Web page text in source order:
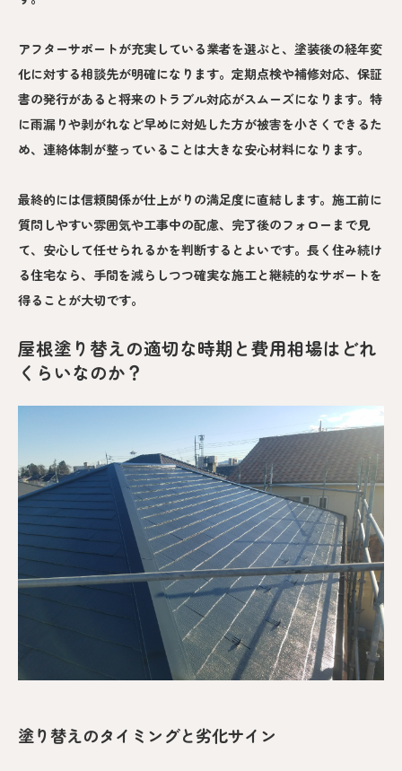
アフターサポートが充実している業者を選ぶと、塗装後の経年変
化に対する相談先が明確になります。定期点検や補修対応、保証
書の発行があると将来のトラブル対応がスムーズになります。特
に雨漏りや剥がれなど早めに対処した方が被害を小さくできるた
め、連絡体制が整っていることは大きな安心材料になります。
最終的には信頼関係が仕上がりの満足度に直結します。施工前に
質問しやすい雰囲気や工事中の配慮、完了後のフォローまで見
て、安心して任せられるかを判断するとよいです。長く住み続け
る住宅なら、手間を減らしつつ確実な施工と継続的なサポートを
得ることが大切です。
屋根塗り替えの適切な時期と費用相場はどれ
くらいなのか？
塗り替えのタイミングと劣化サイン